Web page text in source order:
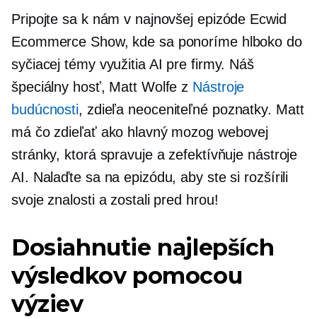
Pripojte sa k nám v najnovšej epizóde Ecwid
Ecommerce Show, kde sa ponoríme hlboko do
syčiacej témy využitia AI pre firmy. Náš
špeciálny hosť, Matt Wolfe z Nástroje
budúcnosti, zdieľa neoceniteľné poznatky. Matt
má čo zdieľať ako hlavný mozog webovej
stránky, ktorá spravuje a zefektívňuje nástroje
AI. Nalaďte sa na epizódu, aby ste si rozšírili
svoje znalosti a zostali pred hrou!
Dosiahnutie najlepších
výsledkov pomocou
výziev